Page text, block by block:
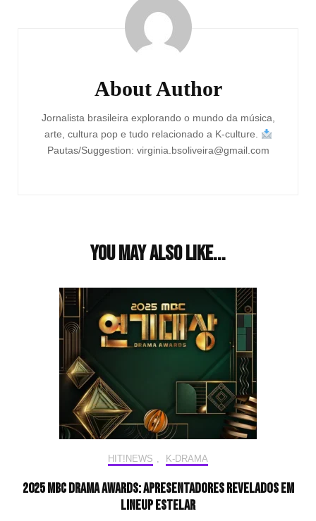
About Author
Jornalista brasileira explorando o mundo da música,
arte, cultura pop e tudo relacionado a K-culture.
Pautas/Suggestion: virginia.bsoliveira@gmail.com
You may also like...
HIT!NEWS , K-DRAMA
2025 MBC Drama Awards: Apresentadores Revelados em
Lineup Estelar